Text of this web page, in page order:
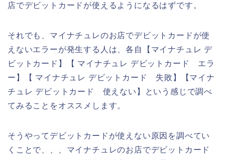
店でデビットカードが使えるようになるはずです。
それでも、マイナチュレのお店でデビットカードが使
えないエラーが発生する人は、各自【マイナチュレ デ
ビットカード】【 マイナチュレ デビットカード エラ
ー】【 マイナチュレ デビットカード 失敗】【マイナ
チュレ デビットカード 使えない】という感じで調べ
てみることをオススメします。
そうやってデビットカードが使えない原因を調べてい
くことで、、、マイナチュレのお店でデビットカード